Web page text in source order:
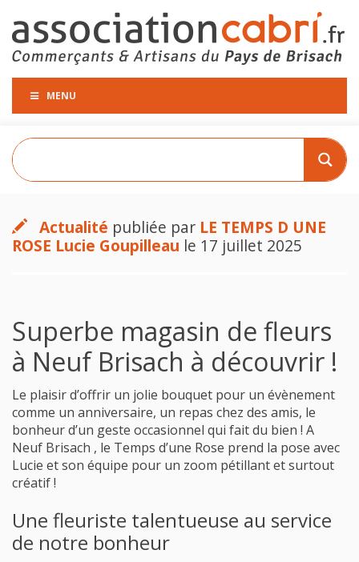
MENU
Actualité publiée par LE TEMPS D UNE
ROSE Lucie Goupilleau le 17 juillet 2025
Superbe magasin de fleurs
à Neuf Brisach à découvrir !
Le plaisir d’offrir un jolie bouquet pour un évènement
comme un anniversaire, un repas chez des amis, le
bonheur d’un geste occasionnel qui fait du bien ! A
Neuf Brisach , le Temps d’une Rose prend la pose avec
Lucie et son équipe pour un zoom pétillant et surtout
créatif !
Une fleuriste talentueuse au service
de notre bonheur